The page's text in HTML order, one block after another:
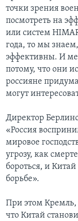
точки зрения
посмотреть на
или систем
года, то мы
эффективны. И
потому, что они
россияне
могут
Директор
«Россия
мировое
угрозу, как
бороться, и
борьбе».
При этом Кремль,
что Китай